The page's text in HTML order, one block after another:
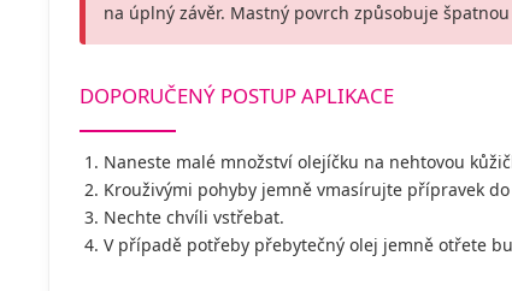
na úplný závěr. Mastný povrch způsobuje
DOPORUČENÝ POSTUP APLIKACE
Naneste malé množství olejíčku na nehtovou
Krouživými pohyby jemně vmasírujte přípravek
Nechte chvíli vstřebat.
V případě potřeby přebytečný olej jemně otřete